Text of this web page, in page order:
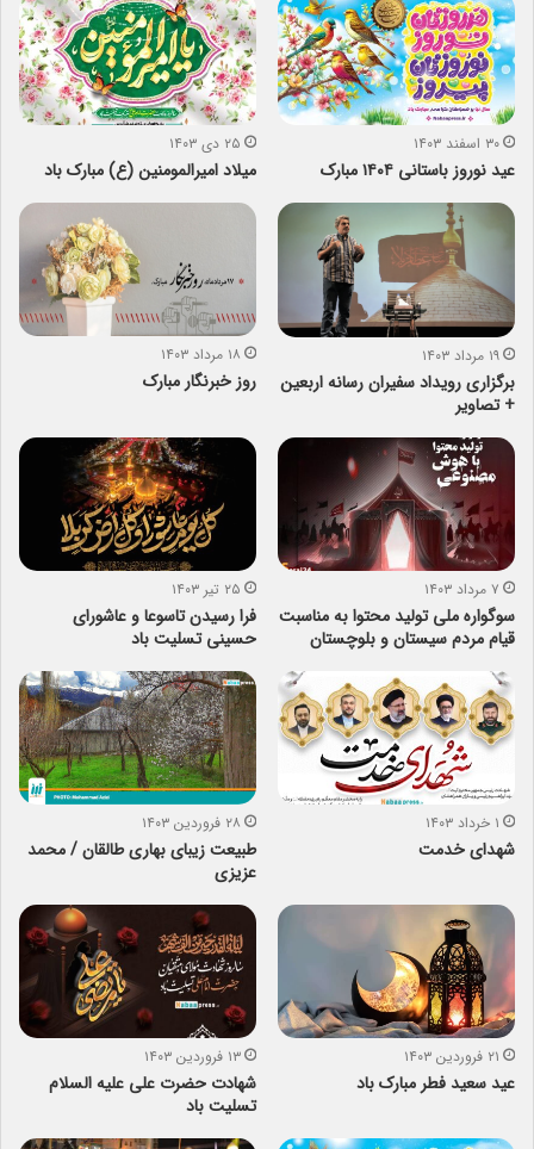
۳۰ اسفند ۱۴۰۳
عید نوروز باستانی ۱۴۰۴ مبارک
۲۵ دی ۱۴۰۳
میلاد امیرالمومنین (ع) مبارک باد
۱۹ مرداد ۱۴۰۳
برگزاری رویداد سفیران رسانه اربعین
+ تصاویر
۱۸ مرداد ۱۴۰۳
روز خبرنگار مبارک
۷ مرداد ۱۴۰۳
سوگواره ملی تولید محتوا به مناسبت
قیام مردم سیستان و بلوچستان
۲۵ تیر ۱۴۰۳
فرا رسیدن تاسوعا و عاشورای
حسینی تسلیت باد
۱ خرداد ۱۴۰۳
شهدای خدمت
۲۸ فروردین ۱۴۰۳
طبیعت زیبای بهاری طالقان / محمد
عزیزی
۲۱ فروردین ۱۴۰۳
عید سعید فطر مبارک باد
۱۳ فروردین ۱۴۰۳
شهادت حضرت علی علیه السلام
تسلیت باد